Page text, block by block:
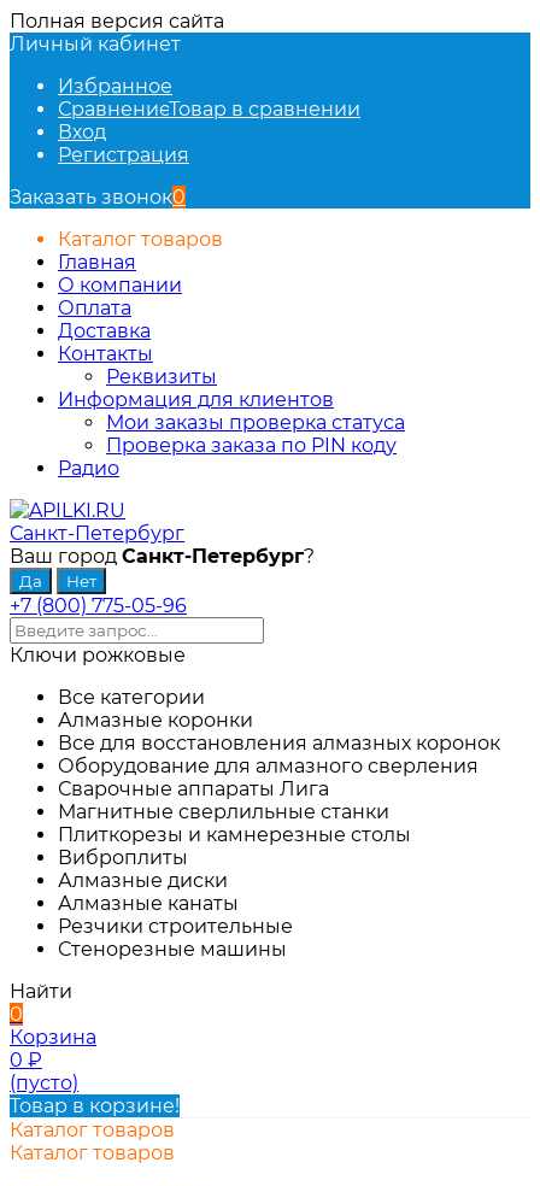
Полная версия сайта
Личный кабинет
Избранное
СравнениеТовар в сравнении
Вход
Регистрация
Заказать звонок0
Каталог товаров
Главная
О компании
Оплата
Доставка
Контакты
Реквизиты
Информация для клиентов
Мои заказы проверка статуса
Проверка заказа по PIN коду
Радио
Санкт-Петербург
Ваш город Санкт-Петербург?
+7 (800) 775-05-96
Ключи рожковые
Все категории
Алмазные коронки
Все для восстановления алмазных коронок
Оборудование для алмазного сверления
Сварочные аппараты Лига
Магнитные сверлильные станки
Плиткорезы и камнерезные столы
Виброплиты
Алмазные диски
Алмазные канаты
Резчики строительные
Стенорезные машины
Найти
0
Корзина
0 ₽
(пусто)
Товар в корзине!
Каталог товаров
Каталог товаров